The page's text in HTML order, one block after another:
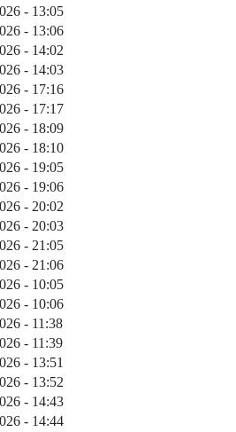
- 13:05
- 13:06
- 14:02
- 14:03
- 17:16
- 17:17
- 18:09
- 18:10
- 19:05
- 19:06
- 20:02
- 20:03
- 21:05
- 21:06
- 10:05
- 10:06
- 11:38
- 11:39
- 13:51
- 13:52
- 14:43
- 14:44